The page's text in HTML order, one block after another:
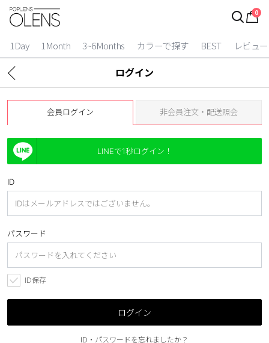
0
1Day 1Month 3~6Months カラーで探す BEST レビュー
ログイン
カラコン比較
今月限定特典
カラコン
1 Day
2 Weeks
1 Month
3~6 Months
よりどりキット
カラー
ブラック
ログイン
会員ログイン 非会員注文・配送照会
LINEで1秒ログイン！
ID
パスワード
ID保存
ログイン
ID・パスワードを忘れましたか？